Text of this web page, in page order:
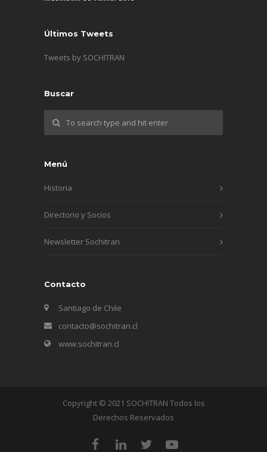
Últimos Tweets
Tweets by SOCHITRAN
Buscar
Menú
Historia
Directorio y Socios
Newsletter Sochitran
Contacto
Santiago de Chile
contacto@sochitran.cl
www.sochitran.cl
Copyright © 2021 SOCHITRAN Todos los
Derechos Reservados